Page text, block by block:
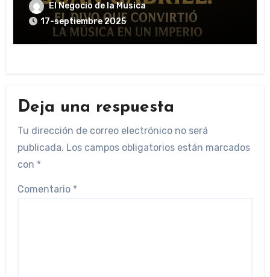
El Negocio de la Musica
17-septiembre 2025
Deja una respuesta
Tu dirección de correo electrónico no será
publicada. Los campos obligatorios están marcados
con *
Comentario *